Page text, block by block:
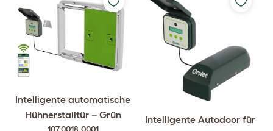
Intelligente automatische
Hühnerstalltür – Grün
Intelligente Autodoor für